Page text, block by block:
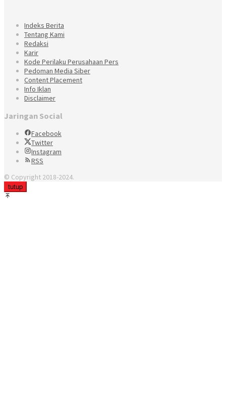
Indeks Berita
Tentang Kami
Redaksi
Karir
Kode Perilaku Perusahaan Pers
Pedoman Media Siber
Content Placement
Info Iklan
Disclaimer
Jaringan Social
Facebook
Twitter
Instagram
RSS
© Copyright 2018-2024.
tutup